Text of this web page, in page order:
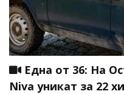
Една от 36: На
Niva уникат за 22